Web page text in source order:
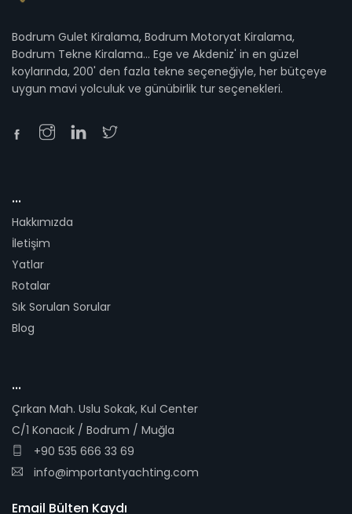
Bodrum Gulet Kiralama, Bodrum Motoryat Kiralama,
Bodrum Tekne Kiralama... Ege ve Akdeniz' in en güzel
koylarında, 200' den fazla tekne seçeneğiyle, her bütçeye
uygun mavi yolculuk ve günübirlik tur seçenekleri.
...
Hakkımızda
İletişim
Yatlar
Rotalar
Sık Sorulan Sorular
Blog
...
Çırkan Mah. Uslu Sokak, Kul Center
C/1 Konacık / Bodrum / Muğla
+90 535 666 33 69
info@importantyachting.com
Email Bülten Kaydı